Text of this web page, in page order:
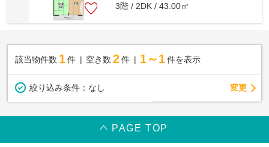
3階 / 2DK / 43.00㎡
該当物件数 1件 空き数 2 件 1～1 件を表示
絞り込み条件： なし 変更
PAGE TOP